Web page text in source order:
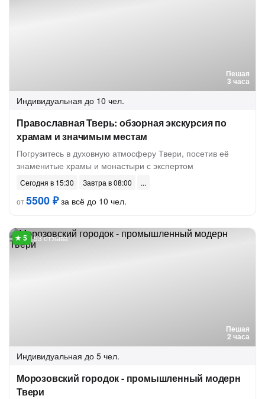
Пешая
3 часа
Индивидуальная до 10 чел.
Православная Тверь: обзорная экскурсия по
храмам и значимым местам
Погрузитесь в духовную атмосферу Твери, посетив её
знаменитые храмы и монастыри с экспертом
Сегодня в 15:30
Завтра в 08:00
от5500 ₽за всё до 10 чел.
Пешая
2 часа
53 отзыва
Индивидуальная до 5 чел.
Морозовский городок - промышленный модерн
Твери